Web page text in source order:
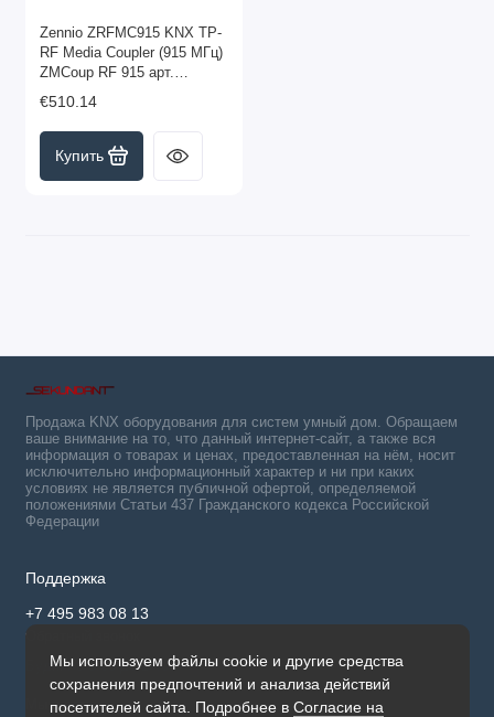
Zennio ZRFMC915 KNX TP-
RF Media Coupler (915 МГц)
ZMCoup RF 915 арт.
ZRFMC915 (снято с
производства)
€510.14
Купить
Мы используем файлы cookie и другие средства
сохранения предпочтений и анализа действий
посетителей сайта. Подробнее в Согласие на
Продажа KNX оборудования для систем умный дом. Обращаем
ваше внимание на то, что данный интернет-сайт, а также вся
информация о товарах и ценах, предоставленная на нём, носит
исключительно информационный характер и ни при каких
условиях не является публичной офертой, определяемой
положениями Статьи 437 Гражданского кодекса Российской
Федерации
Поддержка
+7 495 983 08 13
Обратный звонок
Будни, с 9:30 до 17.00
Мы в сети